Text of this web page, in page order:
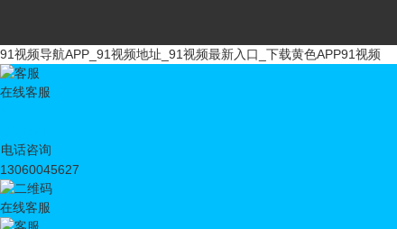
91视频导航APP_91视频地址_91视频最新入口_下载黄色APP91视频
在线客服
电话咨询
13060045627
在线客服